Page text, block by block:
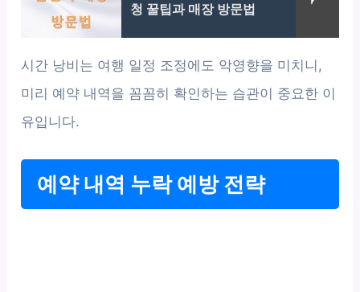
청 꿀팁과 매장 방문법
시간 낭비는 여행 일정 조정에도 악영향을 미치니,
미리 예약 내역을 꼼꼼히 확인하는 습관이 중요한 이
유입니다.
예약 내역 누락 예방 전략